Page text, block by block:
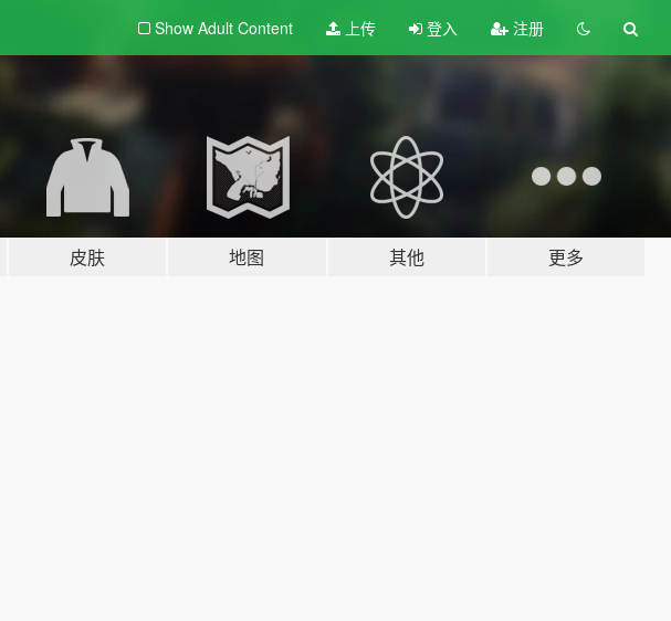
Show Adult Content 上传 登入 注册
皮肤 地图 其他 更多